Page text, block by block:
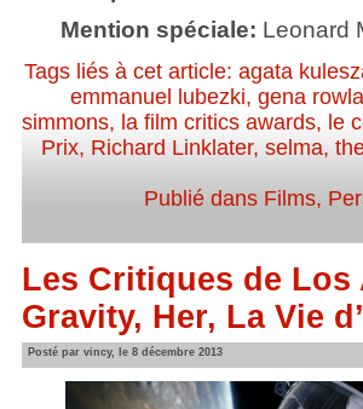
Mention spéciale: Leonard
Tags liés à cet article:agata
emmanuel lubezki,gena
simmons, la film critics awards, le
Prix, Richard Linklater,selma,
Publié dans Films,
Les Critiques de
Gravity, Her, La Vie
Posté par vincy, le 8 décembre 2013